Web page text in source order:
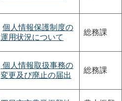
個人情報保護制度の
運用状況について
総務課
個人情報取扱事務の
変更及び廃止の届出
総務課